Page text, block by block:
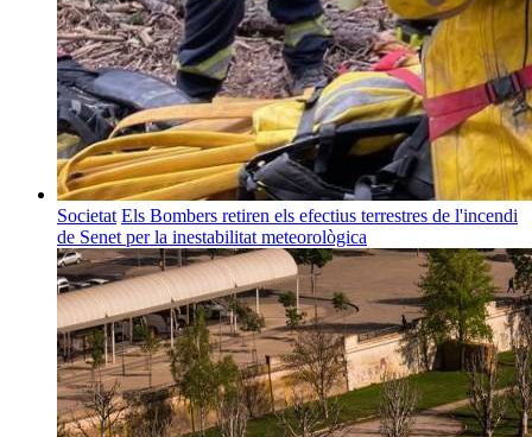
Societat Els Bombers retiren els efectius terrestres de l'incendi
de Senet per la inestabilitat meteorològica